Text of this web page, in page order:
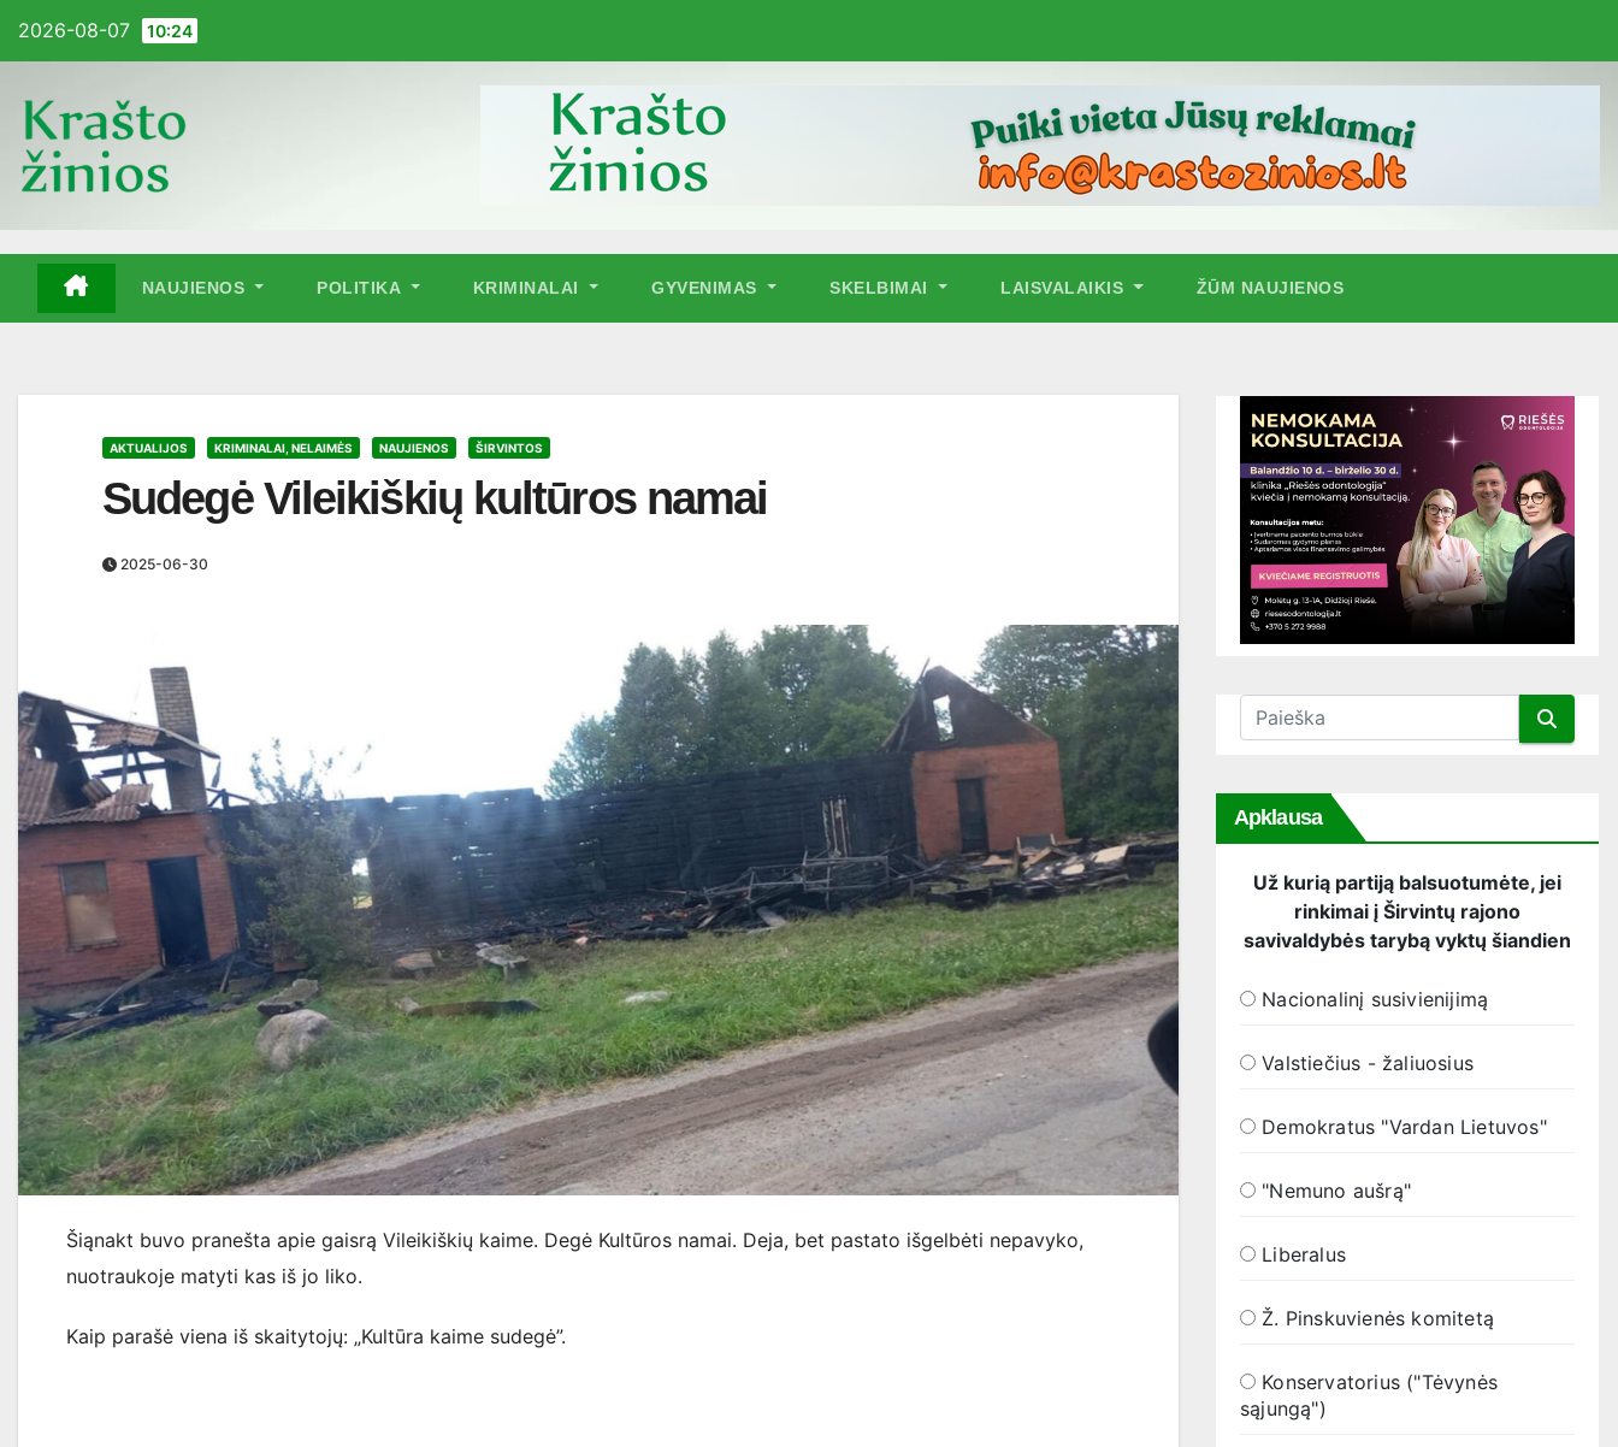
2026-08-07 10:24
NAUJIENOS POLITIKA KRIMINALAI GYVENIMAS SKELBIMAI LAISVALAIKIS ŽŪM NAUJIENOS
AKTUALIJOS KRIMINALAI, NELAIMĖS NAUJIENOS ŠIRVINTOS
Sudegė Vileikiškių kultūros namai
2025-06-30
Šiąnakt buvo pranešta apie gaisrą Vileikiškių kaime. Degė Kultūros namai. Deja, bet pastato išgelbėti nepavyko,
nuotraukoje matyti kas iš jo liko.
Kaip parašė viena iš skaitytojų: „Kultūra kaime sudegė”.
Apklausa
Už kurią partiją balsuotumėte, jei
rinkimai į Širvintų rajono
savivaldybės tarybą vyktų šiandien
Nacionalinį susivienijimą
Valstiečius - žaliuosius
Demokratus "Vardan Lietuvos"
"Nemuno aušrą"
Liberalus
Ž. Pinskuvienės komitetą
Konservatorius ("Tėvynės
sąjungą")